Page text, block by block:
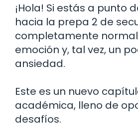
¡Hola! Si estás a punto
hacia la prepa 2 de
completamente
emoción y, tal vez, un
ansiedad.
Este es un nuevo
académica, lleno de
desafíos.